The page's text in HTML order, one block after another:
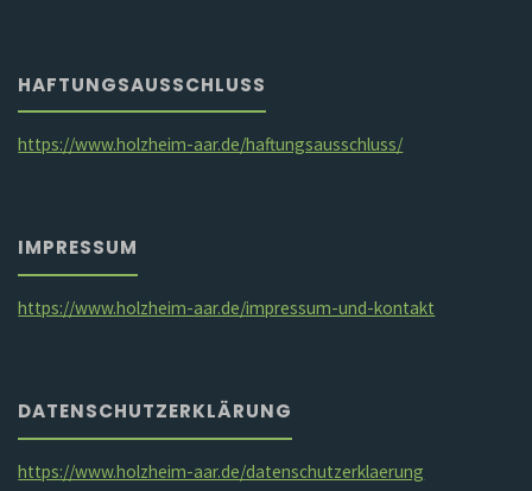
HAFTUNGSAUSSCHLUSS
https://www.holzheim-aar.de/haftungsausschluss/
IMPRESSUM
https://www.holzheim-aar.de/impressum-und-kontakt
DATENSCHUTZERKLÄRUNG
https://www.holzheim-aar.de/datenschutzerklaerung